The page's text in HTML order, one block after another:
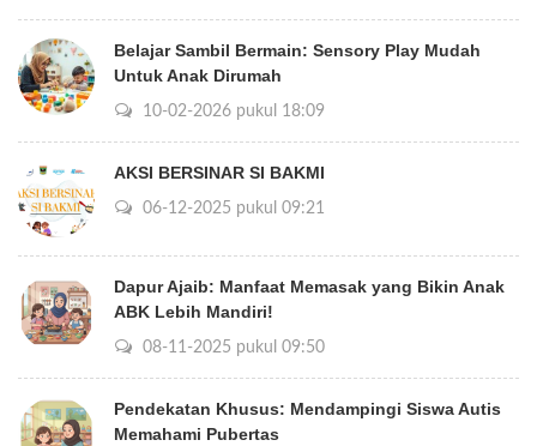
Belajar Sambil Bermain: Sensory Play Mudah
Untuk Anak Dirumah
10-02-2026 pukul 18:09
AKSI BERSINAR SI BAKMI
06-12-2025 pukul 09:21
Dapur Ajaib: Manfaat Memasak yang Bikin Anak
ABK Lebih Mandiri!
08-11-2025 pukul 09:50
Pendekatan Khusus: Mendampingi Siswa Autis
Memahami Pubertas